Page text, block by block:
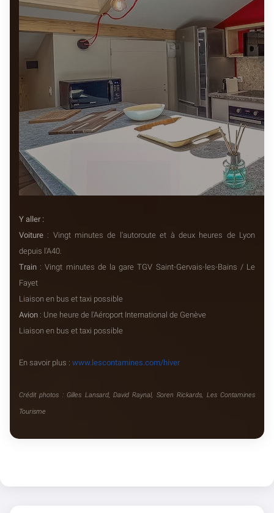
Y aller :
Voiture : Vingt minutes de l'autoroute et à deux heures de Lyon
depuis l'A40.
Train : Vingt minutes de la gare TGV Saint-Gervais-les-Bains / Le
Fayet
Liaison en bus et taxi possible
Avion : Une heure de l'Aéroport International de Genève
Liaison en bus et taxi possible
En savoir plus : www.lescontamines.com/hiver
Crédit photos : Gilles Lansard, David Raynal, Soren Rickards, Les Contamines
Tourisme